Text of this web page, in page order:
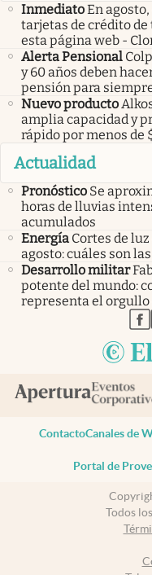
InmediatoEn
tarjetas de crédito
esta página web -
Alerta Pensional
y 60 años deben
pensión para
Nuevo producto
amplia capacidad y
rápido por menos de
Actualidad
Pronóstico Se
horas de lluvias
acumulados
Energía Cortes de
agosto: cuáles son
Desarrollo militar
potente del mundo:
representa el orgullo
ContactoCanales de
Portal de
Todos